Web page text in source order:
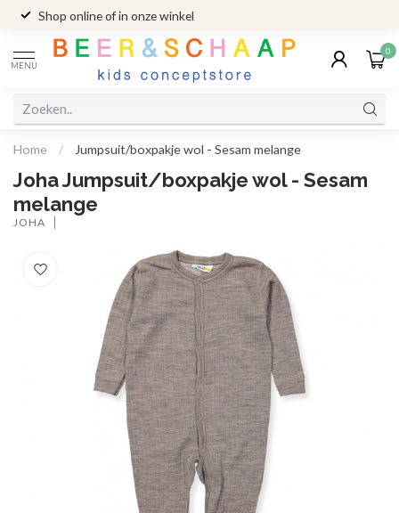
Shop online of in onze winkel
MENU
0
Home / Jumpsuit/boxpakje wol - Sesam melange
Joha Jumpsuit/boxpakje wol - Sesam
melange
JOHA